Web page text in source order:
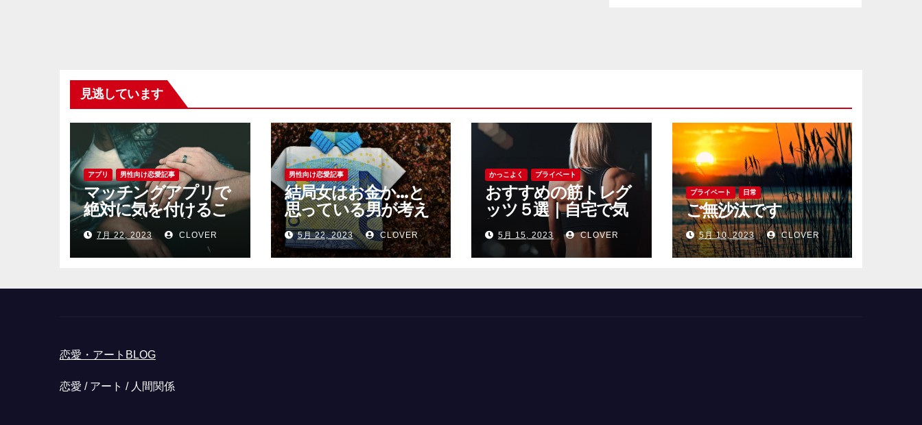
見逃しています
アプリ 男性向け恋愛記事
マッチングアプリで
絶対に気を付けるこ
と｜男性が見落とし
がちな恐怖心と警戒
心
7月 22, 2023 CLOVER
男性向け恋愛記事
結局女はお金か…と
思っている男が考え
るべきこと
5月 22, 2023 CLOVER
かっこよく プライベート
おすすめの筋トレグ
ッツ５選｜自宅で気
軽に使えるおすすめ
の筋トレグッツをご
紹介
5月 15, 2023 CLOVER
プライベート 日常
ご無沙汰です
5月 10, 2023 CLOVER
恋愛・アートBLOG
恋愛 / アート / 人間関係